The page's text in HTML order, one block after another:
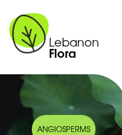
Lebanon
Flora
ANGIOSPERMS